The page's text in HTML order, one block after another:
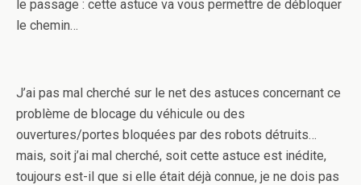
le passage : cette astuce va vous permettre de débloquer
le chemin…
J’ai pas mal cherché sur le net des astuces concernant ce
problème de blocage du véhicule ou des
ouvertures/portes bloquées par des robots détruits…
mais, soit j’ai mal cherché, soit cette astuce est inédite,
toujours est-il que si elle était déjà connue, je ne dois pas